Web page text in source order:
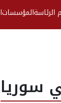
الرئاسةالمؤسسات
سوريا